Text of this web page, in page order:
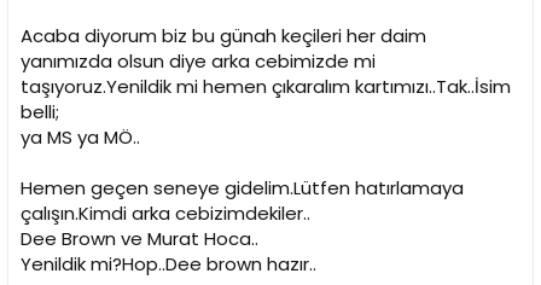
Acaba diyorum biz bu günah keçileri her daim
yanımızda olsun diye arka cebimizde mi
taşıyoruz.Yenildik mi hemen çıkaralım kartımızı..Tak..İsim
belli;
ya MS ya MÖ..
Hemen geçen seneye gidelim.Lütfen hatırlamaya
çalışın.Kimdi arka cebizimdekiler..
Dee Brown ve Murat Hoca..
Yenildik mi?Hop..Dee brown hazır..